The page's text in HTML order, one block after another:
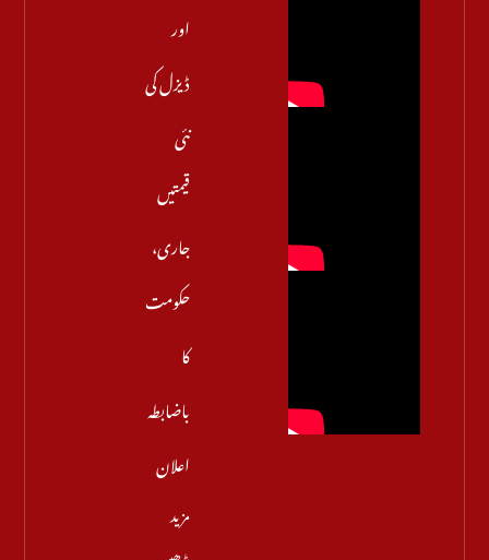
اور
ڈیزل کی
نئی
قیمتیں
جاری،
حکومت
کا
باضابطہ
اعلان
مزید